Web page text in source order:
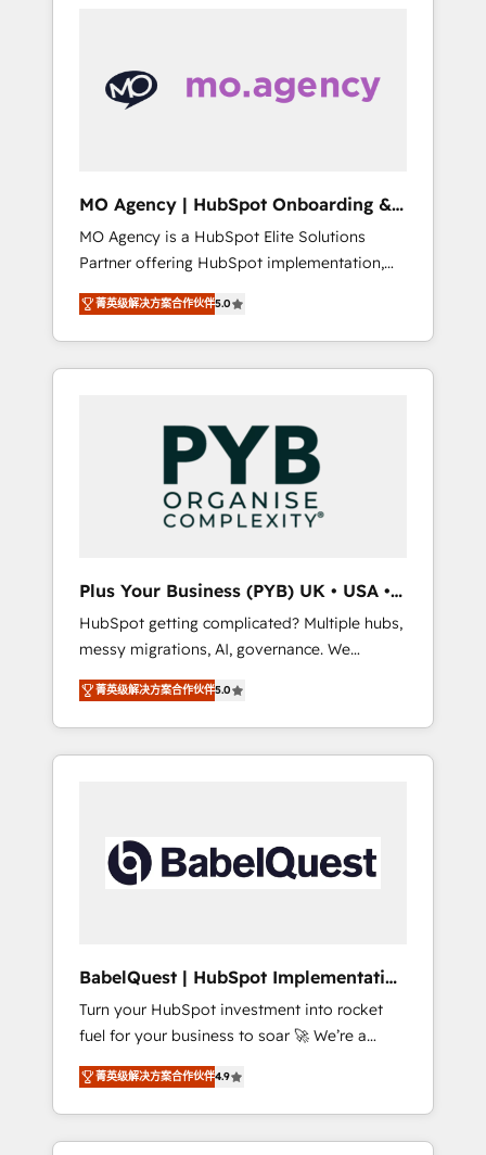
turning fragmented systems into unified,
growth-ready HubSpot architectures that
custom integrations across your full tech
stack. - Custom object setup, CMS builds, and
full-funnel automation. - Dashboards,
lifecycle campaigns, and lead nurturing
sequences. - Cross-hub setup across
Marketing, Sales, Operations, and Service
Hubs. - Ongoing optimization, managed
HubSpot your most powerful growth engine.
Built to convert, scale, and drive results.
MO Agency | HubSpot Onboarding &
Implementation
MO Agency is a HubSpot Elite Solutions
Partner offering HubSpot implementation,
marketing automation, CRM and RevOps
consulting, B2B SEO, paid media, content
marketing, AEO and GEO (AI search
optimisation), and HubSpot Content Hub
technology, professional services, financial
services and industrial sectors. Offices in
Johannesburg, Cape Town, Dubai & London.
500+ HubSpot CRM implementations
Google AI Overviews. HubSpot Impact Award
- Customer First HubSpot Impact Award -
Integrations Innovation HubSpot Impact
Award - Platform Migration Excellence
HubSpot Impact Award - Platform Excellence
40+ full-time HubSpot professionals. 100s of
certifications and accreditations with
菁英级解决方案合作伙伴5.0
Plus Your Business (PYB) UK • USA •
Europe
HubSpot getting complicated? Multiple hubs,
messy migrations, AI, governance. We
organise that complexity, so your team can
put HubSpot to work... Welcome to our
Profile! We help with: • CRM implementation,
reports, workflows, and team training • CRM
governance for HubSpot-centred operations
A little about us: • Boutique 'Elite' team of 12 •
42001:2023 certified - the AI management
standard • GuardHub: our AI governance
framework, built on ISO 42001 Ready for the
next step? Click the 👈 '𝗖𝗼𝗻𝘁𝗮𝗰𝘁 𝗯𝘂𝘀𝗶𝗻𝗲𝘀𝘀'
button to get in touch (𝘸𝘦'𝘳𝘦 𝘴𝘶𝘱𝘦𝘳
𝘳𝘦𝘴𝘱𝘰𝘯𝘴𝘪𝘷𝘦)
菁英级解决方案合作伙伴5.0
BabelQuest | HubSpot Implementation
& Consultancy
Turn your HubSpot investment into rocket
fuel for your business to soar 🚀 We’re a
team of accredited HubSpot experts ready
to help you. We can implement the platform
into complex business environments,
optimise what you've got and make sure you
菁英级解决方案合作伙伴4.9